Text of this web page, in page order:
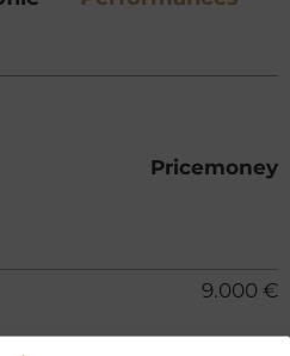
Pricemoney
9.000 €